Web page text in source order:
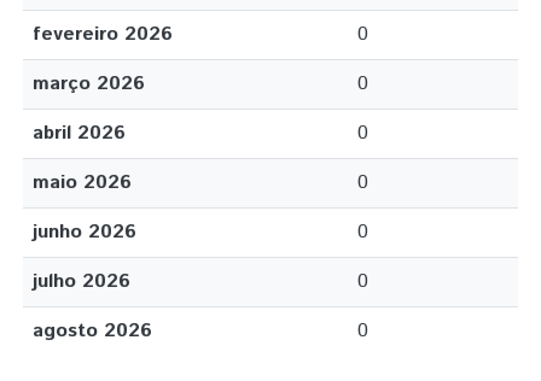
fevereiro 2026
0
março 2026
0
abril 2026
0
maio 2026
0
junho 2026
0
julho 2026
0
agosto 2026
0